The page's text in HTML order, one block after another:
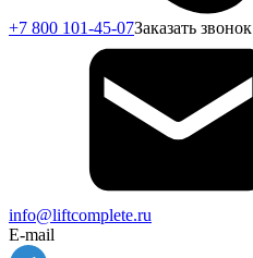
+7 800 101-45-07Заказать звонок
info@liftcomplete.ru
E-mail